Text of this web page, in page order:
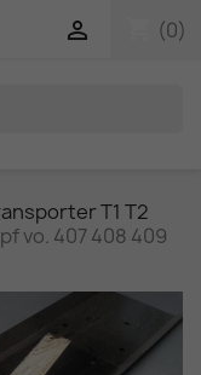
(0)

T1 T2
vo. 407 408 409